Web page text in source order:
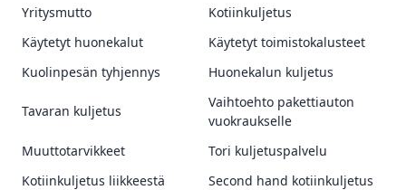
Yritysmutto
Kotiinkuljetus
Käytetyt huonekalut
Käytetyt toimistokalusteet
Kuolinpesän tyhjennys
Huonekalun kuljetus
Tavaran kuljetus
Vaihtoehto pakettiauton
vuokraukselle
Muuttotarvikkeet
Tori kuljetuspalvelu
Kotiinkuljetus liikkeestä
Second hand kotiinkuljetus